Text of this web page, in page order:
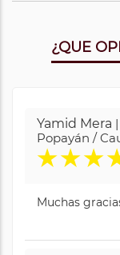
¿QUE
Yamid Mera
Popayán /
★★★
Muchas